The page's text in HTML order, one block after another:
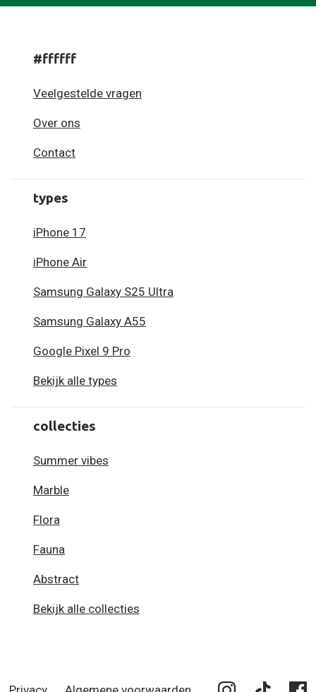
#ffffff
Veelgestelde vragen
Over ons
Contact
types
iPhone 17
iPhone Air
Samsung Galaxy S25 Ultra
Samsung Galaxy A55
Google Pixel 9 Pro
Bekijk alle types
collecties
Summer vibes
Marble
Flora
Fauna
Abstract
Bekijk alle collecties